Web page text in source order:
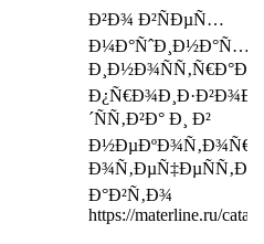
Ð²Ð¾ Ð²ÑÐµÑ…
Ð¼Ð°ÑˆÐ¸Ð½Ð°Ñ…
Ð¿Ñ€Ð¾Ð¸Ð·Ð²Ð¾Ð
´ÑÑ‚Ð²Ð° Ð¸ Ð²
Ð°Ð²Ñ‚Ð¾
https://materline.ru/